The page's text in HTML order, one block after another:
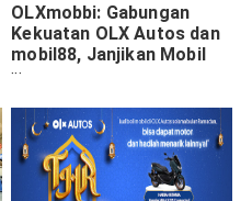
OLXmobbi: Gabungan
Kekuatan OLX Autos dan
mobil88, Janjikan Mobil
Bekas Berkualitas